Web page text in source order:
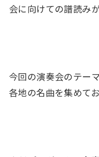
会に向けての譜読み
今回の演奏会のテー
各地の名曲を集めて